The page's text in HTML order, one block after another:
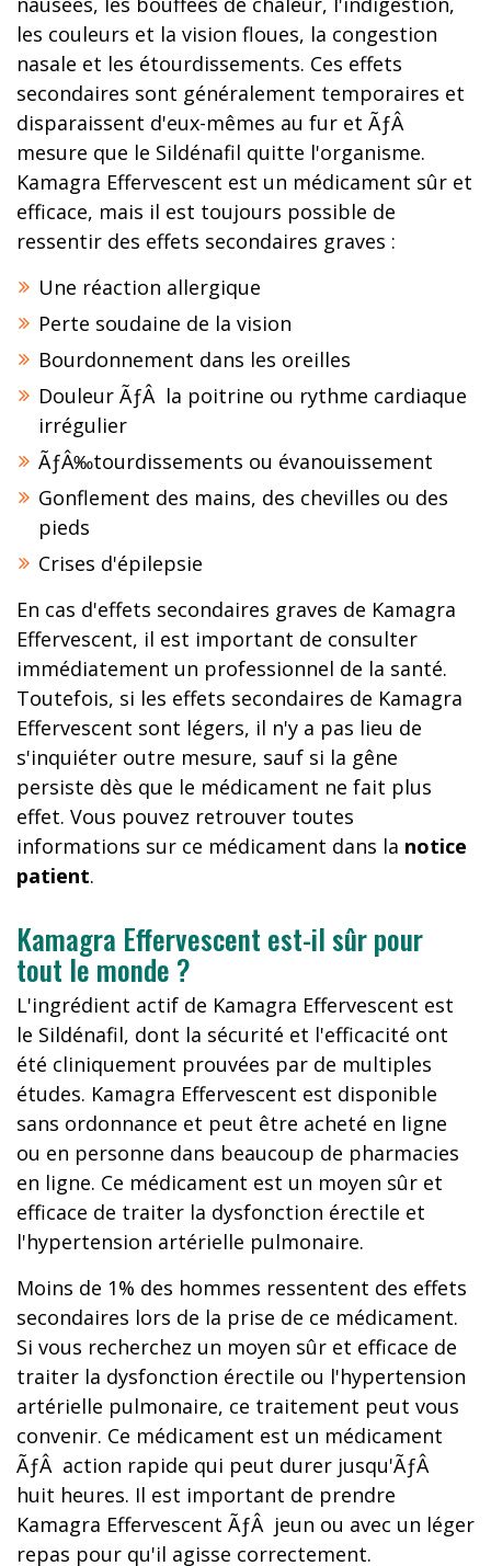
les couleurs et la vision floues, la congestion
nasale et les étourdissements. Ces effets
secondaires sont généralement temporaires et
disparaissent d'eux-mêmes au fur et ÃƒÂ
mesure que le Sildénafil quitte l'organisme.
Kamagra Effervescent est un médicament sûr et
efficace, mais il est toujours possible de
ressentir des effets secondaires graves :
Une réaction allergique
Perte soudaine de la vision
Bourdonnement dans les oreilles
Douleur ÃƒÂ la poitrine ou rythme cardiaque
irrégulier
ÃƒÂ‰tourdissements ou évanouissement
Gonflement des mains, des chevilles ou des
pieds
Crises d'épilepsie
En cas d'effets secondaires graves de Kamagra
Effervescent, il est important de consulter
immédiatement un professionnel de la santé.
Toutefois, si les effets secondaires de Kamagra
Effervescent sont légers, il n'y a pas lieu de
s'inquiéter outre mesure, sauf si la gêne
persiste dès que le médicament ne fait plus
effet. Vous pouvez retrouver toutes
informations sur ce médicament dans la notice
patient.
Kamagra Effervescent est-il sûr pour
tout le monde ?
L'ingrédient actif de Kamagra Effervescent est
le Sildénafil, dont la sécurité et l'efficacité ont
été cliniquement prouvées par de multiples
études. Kamagra Effervescent est disponible
sans ordonnance et peut être acheté en ligne
ou en personne dans beaucoup de pharmacies
en ligne. Ce médicament est un moyen sûr et
efficace de traiter la dysfonction érectile et
l'hypertension artérielle pulmonaire.
Moins de 1% des hommes ressentent des effets
secondaires lors de la prise de ce médicament.
Si vous recherchez un moyen sûr et efficace de
traiter la dysfonction érectile ou l'hypertension
artérielle pulmonaire, ce traitement peut vous
convenir. Ce médicament est un médicament
ÃƒÂ action rapide qui peut durer jusqu'ÃƒÂ
huit heures. Il est important de prendre
Kamagra Effervescent ÃƒÂ jeun ou avec un léger
repas pour qu'il agisse correctement.